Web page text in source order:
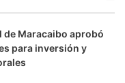
Maracaibo aprobó
para inversión y